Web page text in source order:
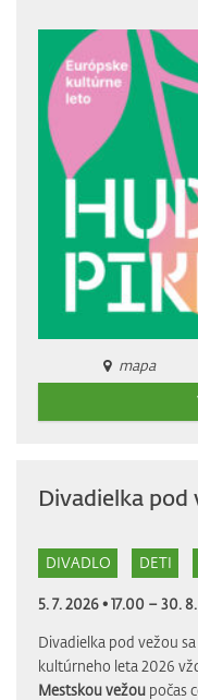
mapa
Divadielka pod
DIVADLO DETI
5. 7. 2026 • 17.00 – 30.
Divadielka pod vežou
kultúrneho leta 2026
Mestskou vežou počas